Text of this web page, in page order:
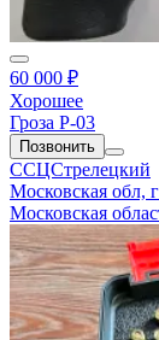
60 000 ₽
Хорошее
Гроза Р-03
Позвонить
ССЦСтрелецкий
Московская обл,
Московская